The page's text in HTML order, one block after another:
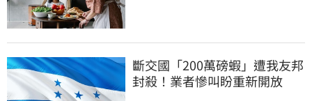
斷交國「200萬磅蝦」遭我友邦
封殺！業者慘叫盼重新開放